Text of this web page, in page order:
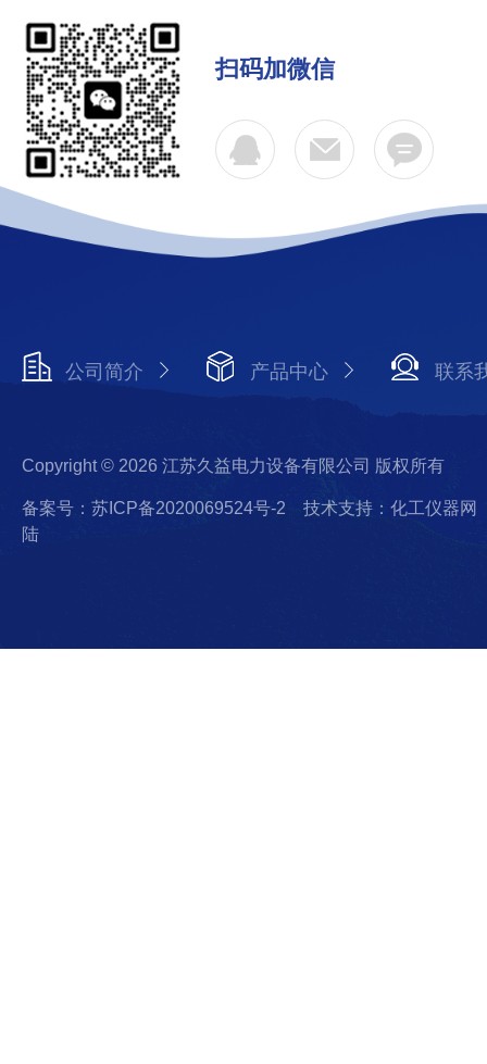
扫码加微信
公司简介 产品中心 联系
Copyright © 2026 江苏久益电力设备有限公司 版权所有
备案号：苏ICP备2020069524号-2
技术支持：化工仪器网
陆